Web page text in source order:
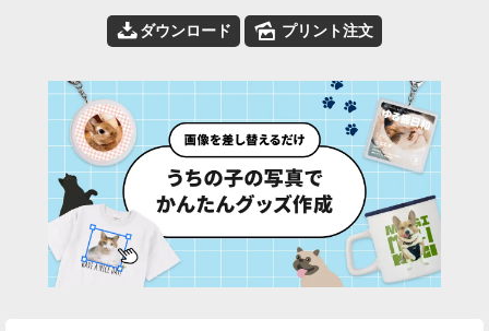
📥ダウンロード 🌄 プリント注文